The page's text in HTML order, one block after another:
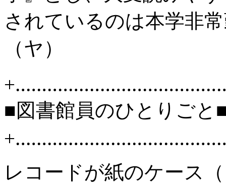
されているのは本学非
（ヤ）
■図書館員のひとりご
レコードが紙のケース